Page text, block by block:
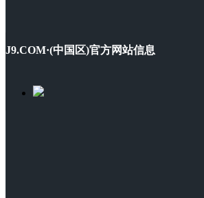
J9.COM·(中国区)官方网站信息